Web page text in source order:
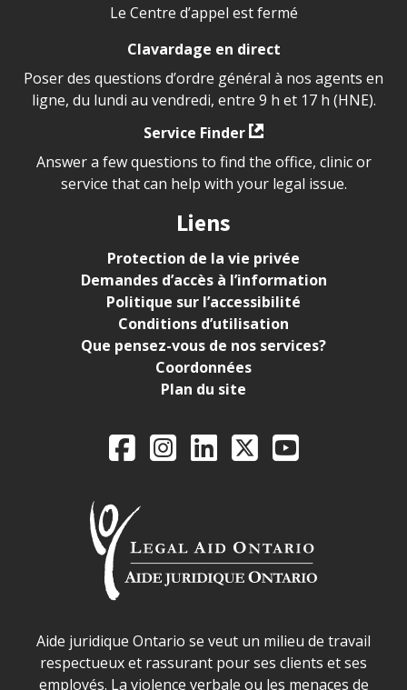
Le Centre d’appel est fermé
Clavardage en direct
Poser des questions d’ordre général à nos agents en
ligne, du lundi au vendredi, entre 9 h et 17 h (HNE).
Service Finder
Answer a few questions to find the office, clinic or
service that can help with your legal issue.
Liens
Protection de la vie privée
Demandes d’accès à l’information
Politique sur l’accessibilité
Conditions d’utilisation
Que pensez-vous de nos services?
Coordonnées
Plan du site
Legal Aid Ontario
FacebookInstagram
LinkedIn
X YouTube
Déclaration sur la sécurité dans les locaux d'AJO.
Aide juridique Ontario se veut un milieu de travail
respectueux et rassurant pour ses clients et ses
employés. La violence verbale ou les menaces de